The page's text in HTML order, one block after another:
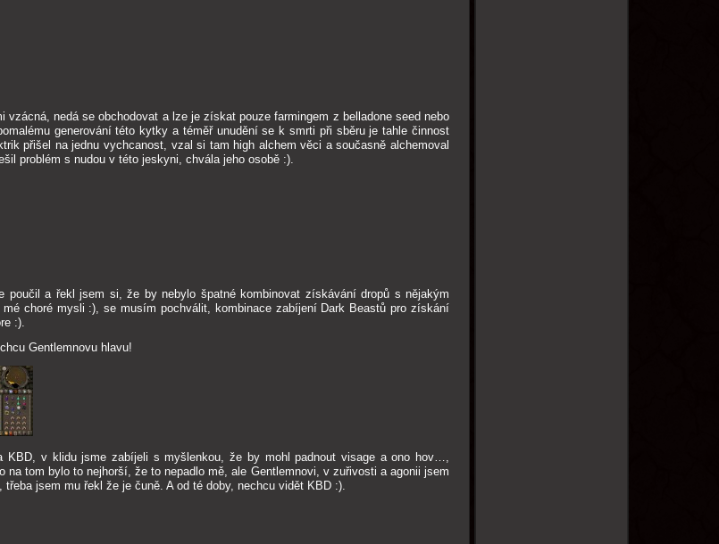
vzácná, nedá se obchodovat a lze je získat pouze farmingem z belladone seed nebo
generování této kytky a téměř unudění se k smrti při sběru je tahle činnost
přišel na jednu vychcanost, vzal si tam high alchem věci a současně alchemoval
problém s nudou v této jeskyni, chvála jeho osobě :).
poučil a řekl jsem si, že by nebylo špatné kombinovat získávání dropů s nějakým
choré mysli :), se musím pochválit, kombinace zabíjení Dark Beastů pro získání
:).
Gentlemnovu hlavu!
KBD, v klidu jsme zabíjeli s myšlenkou, že by mohl padnout visage a ono hov…,
na tom bylo to nejhorší, že to nepadlo mě, ale Gentlemnovi, v zuřivosti a agonii jsem
jsem mu řekl že je čuně. A od té doby, nechcu vidět KBD :).